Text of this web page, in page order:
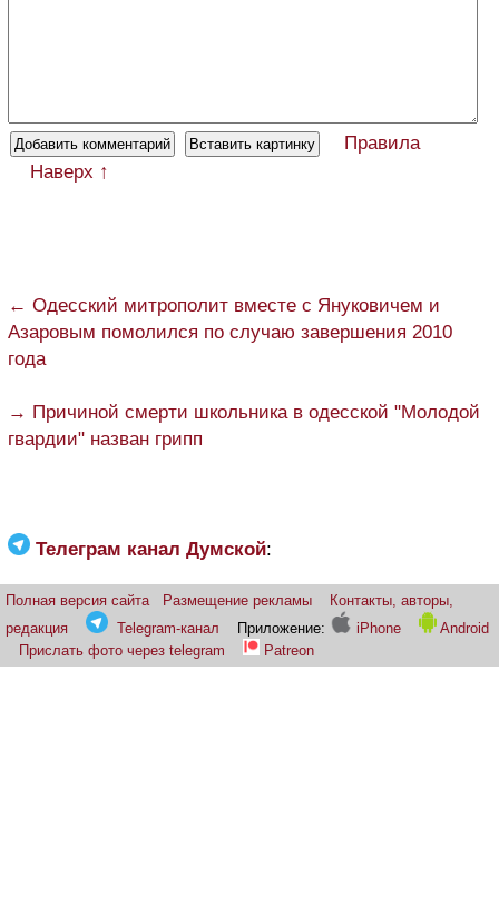
Правила
Наверх ↑
← Одесский митрополит вместе с Януковичем и
Азаровым помолился по случаю завершения 2010
года
→ Причиной смерти школьника в одесской "Молодой
гвардии" назван грипп
Телеграм канал Думской:
Полная версия сайта Размещение рекламы
Контакты, авторы,
редакция
Telegram-канал Приложение: iPhone
Android
Прислать фото через telegram
Patreon